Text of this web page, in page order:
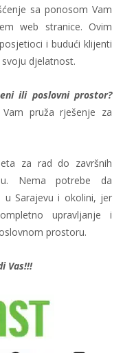
sa ponosom Vam
web stranice. Ovim
i budući klijenti
djelatnost.
ili poslovni prostor?
Vam pruža rješenje za
za rad do završnih
Nema potrebe da
u Sarajevu i okolini, jer
upravljanje i
prostoru.
Vas!!!